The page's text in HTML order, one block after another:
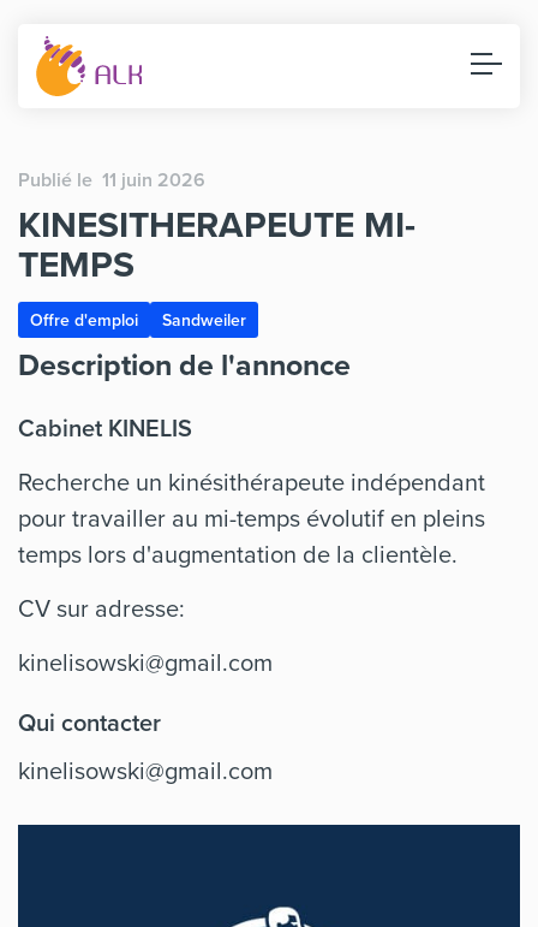
Publié le 11 juin 2026
KINESITHERAPEUTE MI-
TEMPS
Offre d'emploi Sandweiler
Description de l'annonce
Cabinet KINELIS
Recherche un kinésithérapeute indépendant
pour travailler au mi-temps évolutif en pleins
temps lors d'augmentation de la clientèle.
CV sur adresse:
kinelisowski@gmail.com
Qui contacter
kinelisowski@gmail.com